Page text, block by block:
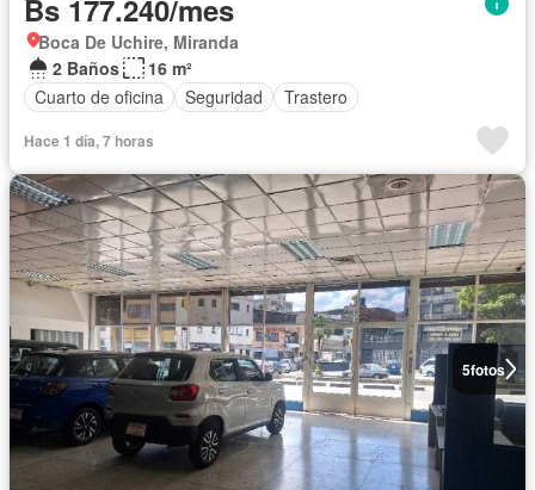
Bs 177.240/mes
Boca De Uchire, Miranda
2 Baños
16 m²
Cuarto de oficina
Seguridad Trastero
Hace 1 día, 7 horas
5fotos